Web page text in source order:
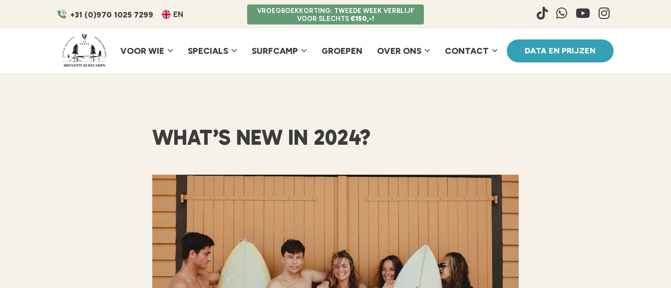
+31 (0)970 1025 7299 EN
VROEGBOEKKORTING: TWEEDE WEEK VERBLIJF
VOOR SLECHTS €150,-!
VOOR WIE SPECIALS SURFCAMP GROEPEN OVER ONS CONTACT DATA EN PRIJZEN
WHAT’S NEW IN 2024?